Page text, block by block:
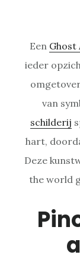
Een Ghost
ieder
van
schilderij
hart,
Deze
the world